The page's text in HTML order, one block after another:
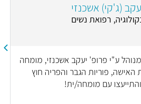
(ג'קי) אשכנזי
רפואת נשים
מנוהל ע"י פרופ' יעקב אשכנזי, מומחה
האישה, פוריות הגבר והפריה חוץ
והתייעצו עם מומחה/ית!